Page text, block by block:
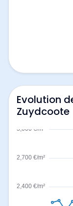
Evolution
Zuydcoote